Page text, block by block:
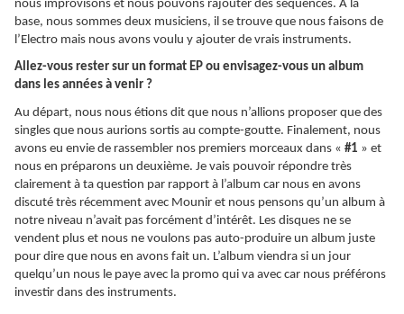
nous improvisons et nous pouvons rajouter des séquences. A la
base, nous sommes deux musiciens, il se trouve que nous faisons de
l’Electro mais nous avons voulu y ajouter de vrais instruments.
Allez-vous rester sur un format EP ou envisagez-vous un album
dans les années à venir ?
Au départ, nous nous étions dit que nous n’allions proposer que des
singles que nous aurions sortis au compte-goutte. Finalement, nous
avons eu envie de rassembler nos premiers morceaux dans « #1 » et
nous en préparons un deuxième. Je vais pouvoir répondre très
clairement à ta question par rapport à l’album car nous en avons
discuté très récemment avec Mounir et nous pensons qu’un album à
notre niveau n’avait pas forcément d’intérêt. Les disques ne se
vendent plus et nous ne voulons pas auto-produire un album juste
pour dire que nous en avons fait un. L’album viendra si un jour
quelqu’un nous le paye avec la promo qui va avec car nous préférons
investir dans des instruments.